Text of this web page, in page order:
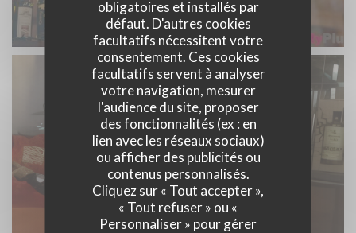
obligatoires et installés par
défaut. D'autres cookies
facultatifs nécessitent votre
consentement. Ces cookies
facultatifs servent à analyser
votre navigation, mesurer
l'audience du site, proposer
des fonctionnalités (ex : en
lien avec les réseaux sociaux)
ou afficher des publicités ou
contenus personnalisés.
Cliquez sur « Tout accepter »,
« Tout refuser » ou «
Personnaliser » pour gérer